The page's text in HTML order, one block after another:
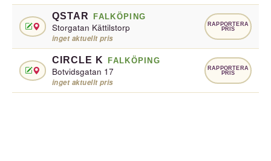
QSTAR FALKÖPING
Storgatan Kättilstorp
inget aktuellt pris
RAPPORTERA
PRIS
CIRCLE K FALKÖPING
Botvidsgatan 17
inget aktuellt pris
RAPPORTERA
PRIS